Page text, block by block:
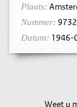
Plaats:
Nummer: 9732
Datum: 1946-
Weet u